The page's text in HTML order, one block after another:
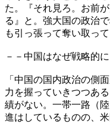
た。『それ見ろ。お前
る』と。強大国の政治
も引っ張って奪い取っ
－－中国はなぜ戦略的
「中国の国内政治の側
力を握っていきつつあ
績がない。一帯一路（
進はしているものの、